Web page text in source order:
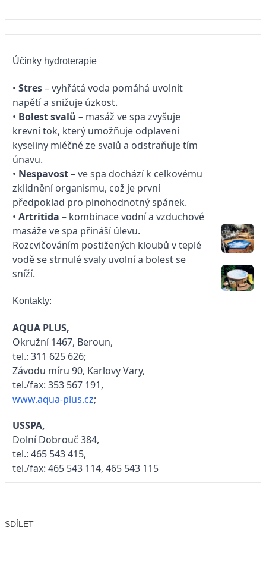
Účinky hydroterapie
• Stres– vyhřátá voda pomáhá uvolnit
napětí a snižuje úzkost.
• Bolest svalů – masáž ve spa zvyšuje
krevní tok, který umožňuje odplavení
kyseliny mléčné ze svalů a odstraňuje tím
únavu.
• Nespavost– ve spa dochází k celkovému
zklidnění organismu, což je první
předpoklad pro plnohodnotný spánek.
• Artritida – kombinace vodní a vzduchové
masáže ve spa přináší úlevu.
Rozcvičováním postižených kloubů v teplé
vodě se strnulé svaly uvolní a bolest se
sníží.
Kontakty:
AQUA PLUS,
Okružní 1467, Beroun,
tel.: 311 625 626;
Závodu míru 90, Karlovy Vary,
tel./fax: 353 567 191,
www.aqua-plus.cz;
USSPA,
Dolní Dobrouč 384,
tel.: 465 543 415,
tel./fax: 465 543 114, 465 543 115
SDÍLET